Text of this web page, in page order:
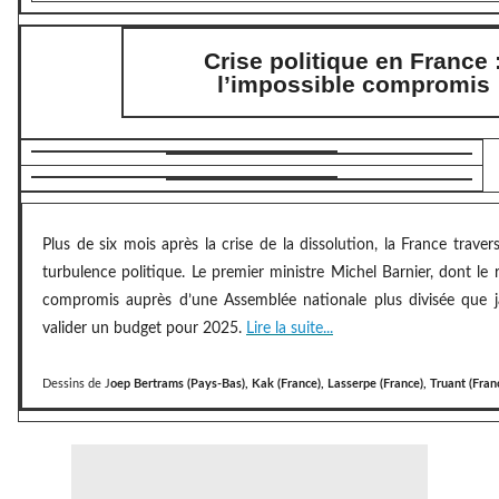
Crise politique en France
l’impossible compromis
Plus de six mois après la crise de la dissolution, la France
turbulence politique. Le premier ministre Michel Barnier, dont le
compromis auprès d’une Assemblée nationale plus divisée que
valider un budget pour 2025. Lire la suite...
Dessins de Joep Bertrams (Pays-Bas), Kak (France), Lasserpe (France), Truant